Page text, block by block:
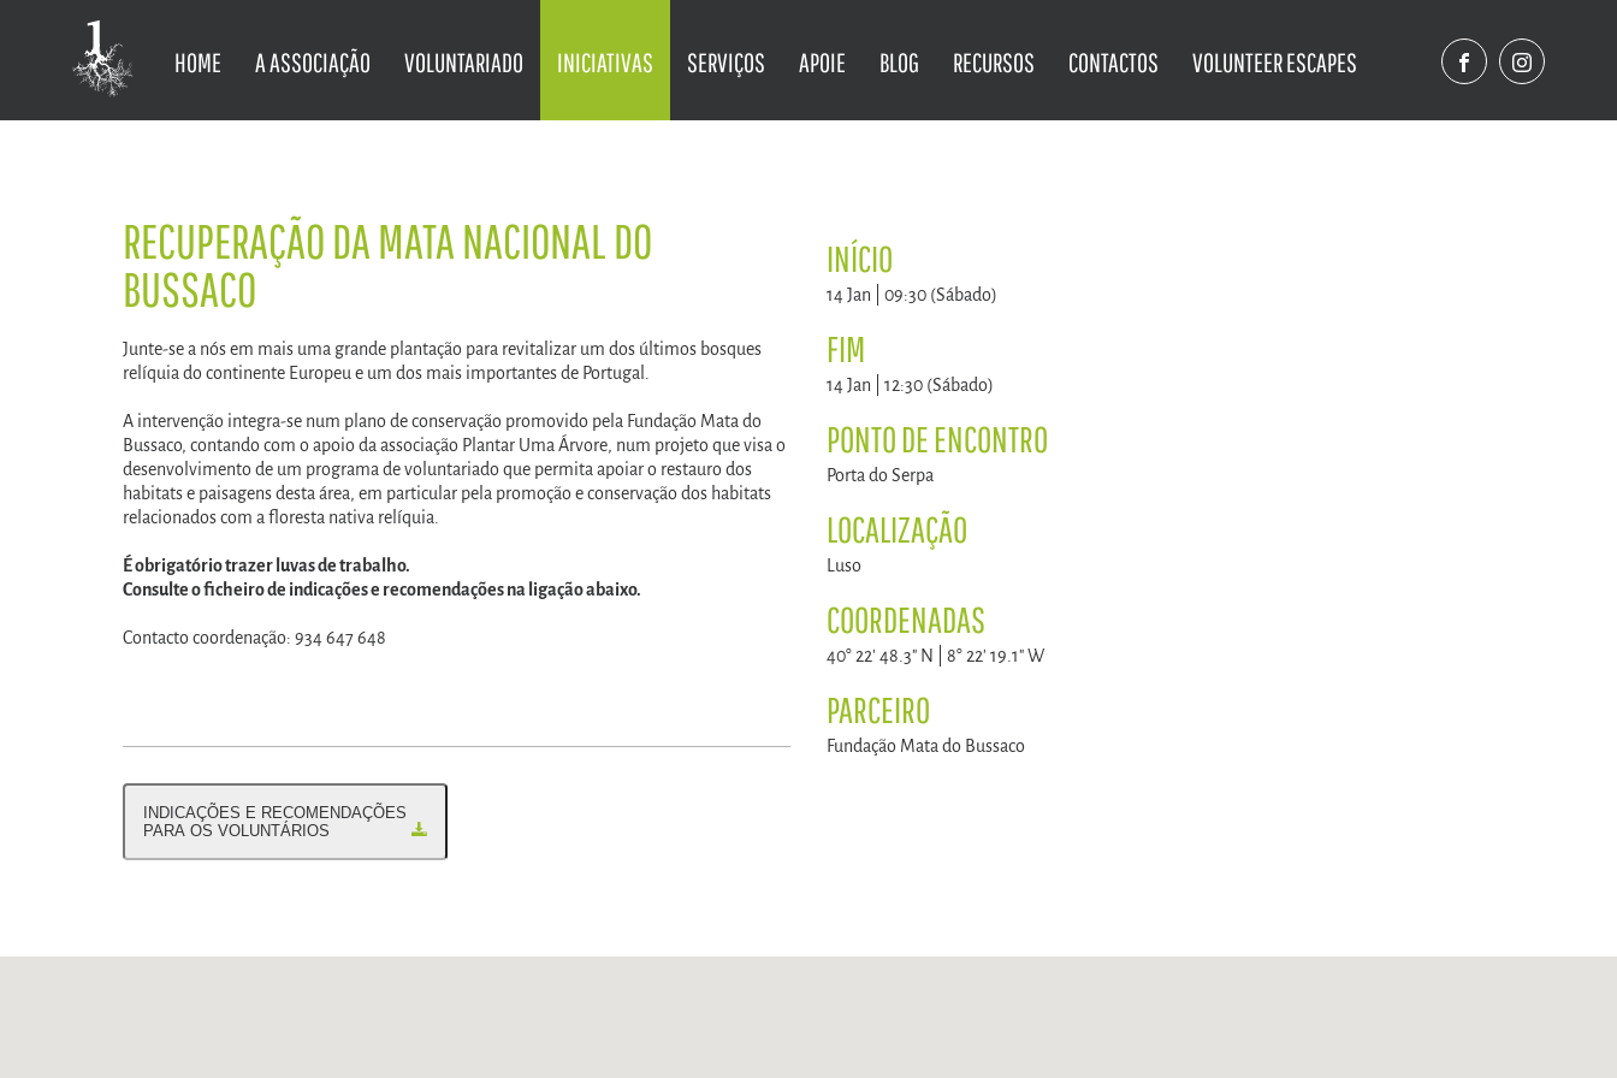
HOME A ASSOCIAÇÃO VOLUNTARIADO INICIATIVAS SERVIÇOS APOIE BLOG RECURSOS CONTACTOS VOLUNTEER ESCAPES
RECUPERAÇÃO DA MATA NACIONAL DO
BUSSACO
Junte-se a nós em mais uma grande plantação para revitalizar um dos últimos bosques
relíquia do continente Europeu e um dos mais importantes de Portugal.
A intervenção integra-se num plano de conservação promovido pela Fundação Mata do
Bussaco, contando com o apoio da associação Plantar Uma Árvore, num projeto que visa o
desenvolvimento de um programa de voluntariado que permita apoiar o restauro dos
habitats e paisagens desta área, em particular pela promoção e conservação dos habitats
relacionados com a floresta nativa relíquia.
É obrigatório trazer luvas de trabalho.
Consulte o ficheiro de indicações e recomendações na ligação abaixo.
Contacto coordenação: 934 647 648
INDICAÇÕES E RECOMENDAÇÕES
PARA OS VOLUNTÁRIOS
INÍCIO
14 Jan | 09:30 (Sábado)
FIM
14 Jan | 12:30 (Sábado)
PONTO DE ENCONTRO
Porta do Serpa
LOCALIZAÇÃO
Luso
COORDENADAS
40° 22' 48.3" N | 8° 22' 19.1" W
PARCEIRO
Fundação Mata do Bussaco